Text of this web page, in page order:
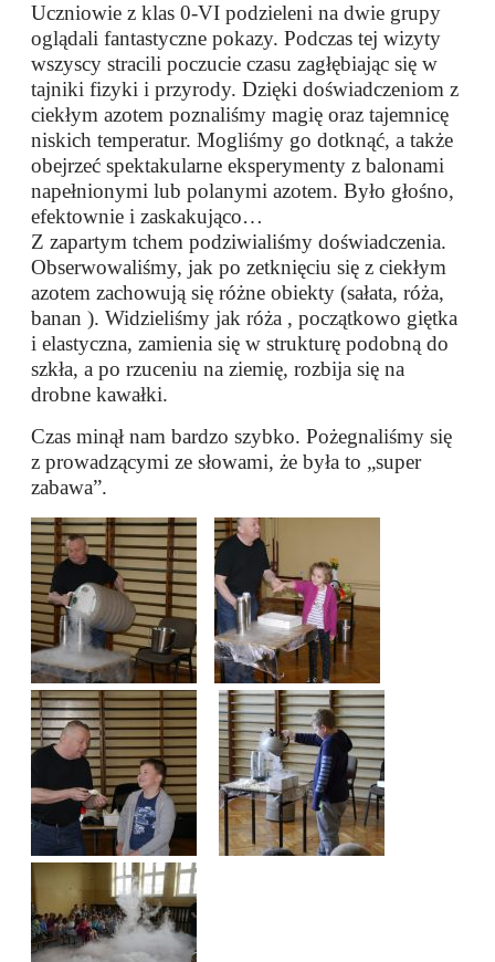
Uczniowie z klas 0-VI podzieleni na dwie grupy
oglądali fantastyczne pokazy. Podczas tej wizyty
wszyscy stracili poczucie czasu zagłębiając się w
tajniki fizyki i przyrody. Dzięki doświadczeniom z
ciekłym azotem poznaliśmy magię oraz tajemnicę
niskich temperatur. Mogliśmy go dotknąć, a także
obejrzeć spektakularne eksperymenty z balonami
napełnionymi lub polanymi azotem. Było głośno,
efektownie i zaskakująco…
Z zapartym tchem podziwialiśmy doświadczenia.
Obserwowaliśmy, jak po zetknięciu się z ciekłym
azotem zachowują się różne obiekty (sałata, róża,
banan ). Widzieliśmy jak róża , początkowo giętka
i elastyczna, zamienia sięw strukturę podobną do
szkła, a po rzuceniu na ziemię, rozbija się na
drobne kawałki.
Czas minął nam bardzo szybko. Pożegnaliśmy się
z prowadzącymi ze słowami, że była to „super
zabawa”.